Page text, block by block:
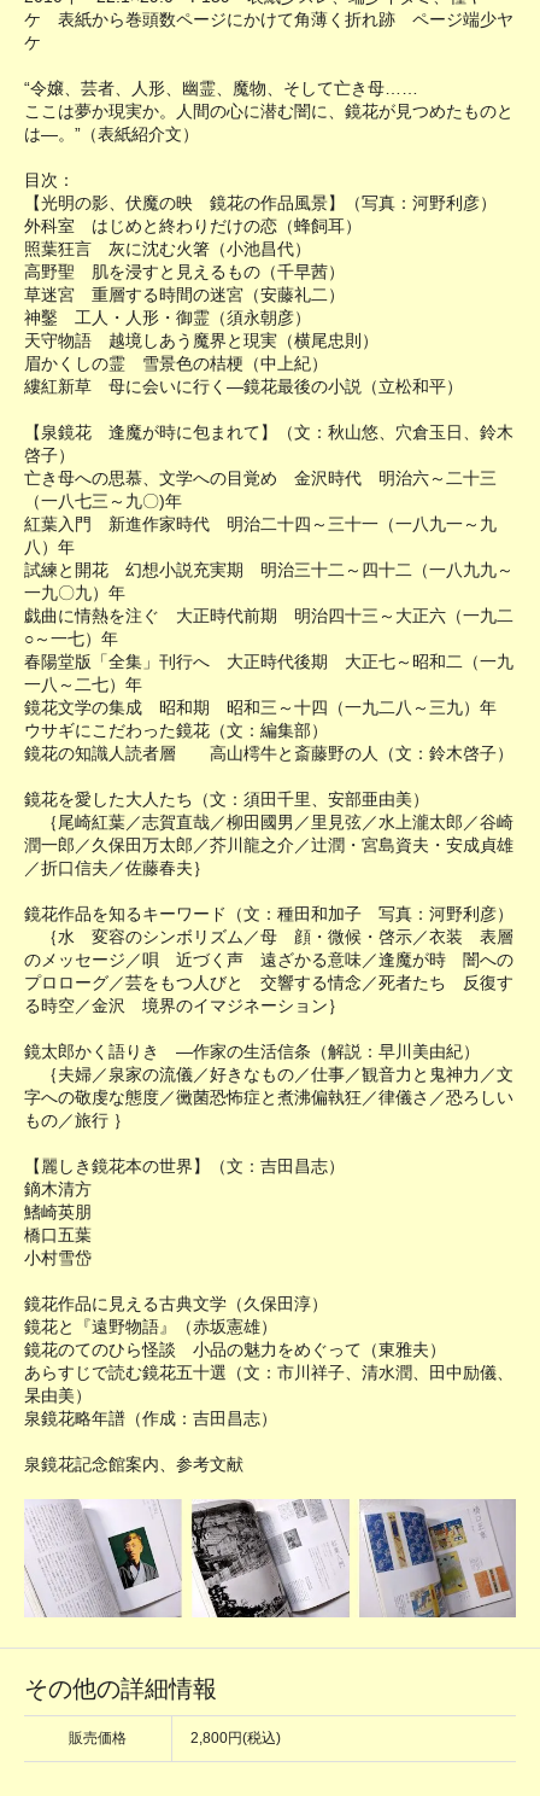
ケ 表紙から巻頭数ページにかけて角薄く折れ跡 ページ端少ヤ
ケ
“令嬢、芸者、人形、幽霊、魔物、そして亡き母……
ここは夢か現実か。人間の心に潜む闇に、鏡花が見つめたものと
は―。”（表紙紹介文）
目次：
【光明の影、伏魔の映 鏡花の作品風景】（写真：河野利彦）
外科室 はじめと終わりだけの恋（蜂飼耳）
照葉狂言 灰に沈む火箸（小池昌代）
高野聖 肌を浸すと見えるもの（千早茜）
草迷宮 重層する時間の迷宮（安藤礼二）
神鑿 工人・人形・御霊（須永朝彦）
天守物語 越境しあう魔界と現実（横尾忠則）
眉かくしの霊 雪景色の桔梗（中上紀）
縷紅新草 母に会いに行く―鏡花最後の小説（立松和平）
【泉鏡花 逢魔が時に包まれて】（文：秋山悠、穴倉玉日、鈴木
啓子）
亡き母への思慕、文学への目覚め 金沢時代 明治六～二十三
（一八七三～九〇)年
紅葉入門 新進作家時代 明治二十四～三十一（一八九一～九
八）年
試練と開花 幻想小説充実期 明治三十二～四十二（一八九九～
一九〇九）年
戯曲に情熱を注ぐ 大正時代前期 明治四十三～大正六（一九二
○～一七）年
春陽堂版「全集」刊行へ 大正時代後期 大正七～昭和二（一九
一八～二七）年
鏡花文学の集成 昭和期 昭和三～十四（一九二八～三九）年
ウサギにこだわった鏡花（文：編集部）
鏡花の知識人読者層 高山樗牛と斎藤野の人（文：鈴木啓子）
鏡花を愛した大人たち（文：須田千里、安部亜由美）
｛尾崎紅葉／志賀直哉／柳田國男／里見弦／水上瀧太郎／谷崎
潤一郎／久保田万太郎／芥川龍之介／辻潤・宮島資夫・安成貞雄
／折口信夫／佐藤春夫｝
鏡花作品を知るキーワード（文：種田和加子 写真：河野利彦）
｛水 変容のシンボリズム／母 顔・微候・啓示／衣装 表層
のメッセージ／唄 近づく声 遠ざかる意味／逢魔が時 闇への
プロローグ／芸をもつ人びと 交響する情念／死者たち 反復す
る時空／金沢 境界のイマジネーション｝
鏡太郎かく語りき ―作家の生活信条（解説：早川美由紀）
｛夫婦／泉家の流儀／好きなもの／仕事／観音力と鬼神力／文
字への敬虔な態度／黴菌恐怖症と煮沸偏執狂／律儀さ／恐ろしい
もの／旅行 ｝
【麗しき鏡花本の世界】（文：吉田昌志）
鏑木清方
鰭崎英朋
橋口五葉
小村雪岱
鏡花作品に見える古典文学（久保田淳）
鏡花と『遠野物語』（赤坂憲雄）
鏡花のてのひら怪談 小品の魅力をめぐって（東雅夫）
あらすじで読む鏡花五十選（文：市川祥子、清水潤、田中励儀、
杲由美）
泉鏡花略年譜（作成：吉田昌志）
泉鏡花記念館案内、参考文献
その他の詳細情報
販売価格 2,800円(税込)